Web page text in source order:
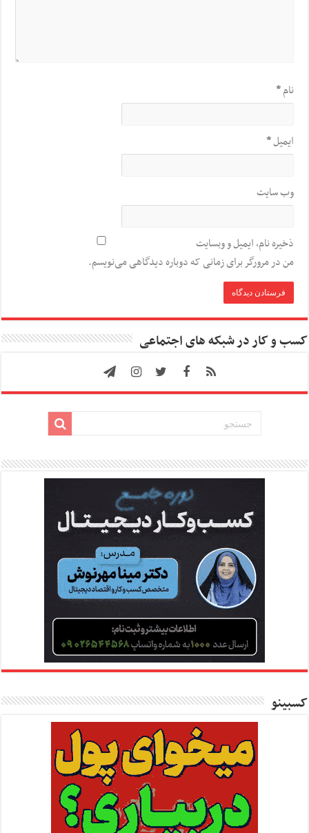
نام*
ایمیل*
وب‌ سایت
ذخیره نام، ایمیل و وبسایت
من در مرورگر برای زمانی که دوباره دیدگاهی می‌نویسم.
کسب و کار در شبکه های اجتماعی
کسبینو